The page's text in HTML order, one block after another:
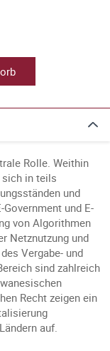
Rolle. Weithin
sich in teils
und
und E-
von Algorithmen
Netznutzung und
Vergabe- und
sind zahlreich
Recht zeigen ein
auf.